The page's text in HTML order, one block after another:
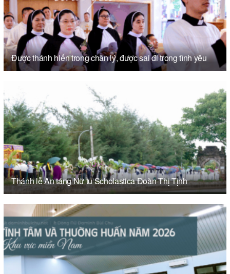
Được thánh hiến trong chân lý, được sai đi trong tình yêu
Thánh lễ An táng Nữ tu Scholastica Đoàn Thị Tịnh